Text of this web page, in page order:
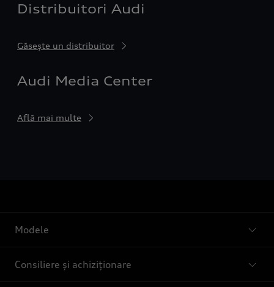
Distribuitori Audi
Găsește un distribuitor
Audi Media Center
Află mai multe
Modele
Consiliere și achiziționare